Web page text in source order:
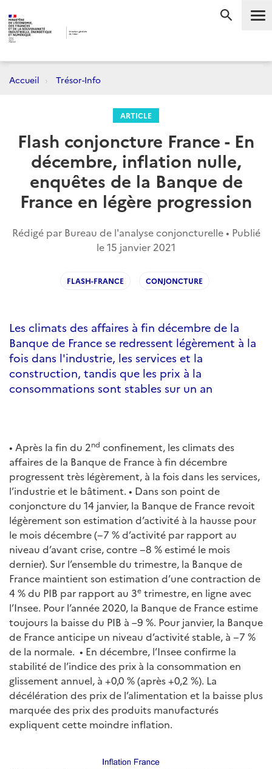
Accueil Trésor-Info
ARTICLE
Flash conjoncture France - En
décembre, inflation nulle,
enquêtes de la Banque de
France en légère progression
Rédigé par Bureau de l'analyse conjoncturelle • Publié
le15 janvier 2021
FLASH-FRANCE CONJONCTURE
Les climats des affaires à fin décembre de la
Banque de France se redressent légèrement à la
fois dans l'industrie, les services et la
construction, tandis que les prix à la
consommations sont stables sur un an
• Après la fin du 2nd confinement, les climats des
affaires de la Banque de France à fin décembre
progressent très légèrement, à la fois dans les services,
l’industrie et le bâtiment. • Dans son point de
conjoncture du 14 janvier, la Banque de France revoit
légèrement son estimation d’activité à la hausse pour
le mois décembre (−7 % d’activité par rapport au
niveau d’avant crise, contre −8 % estimé le mois
dernier). Sur l’ensemble du trimestre, la Banque de
France maintient son estimation d’une contraction de
4 % du PIB par rapport au 3e trimestre, en ligne avec
l’Insee. Pour l’année 2020, la Banque de France estime
toujours la baisse du PIB à –9 %. Pour janvier, la Banque
de France anticipe un niveau d’activité stable, à −7 %
de la normale. • En décembre, l’Insee confirme la
stabilité de l’indice des prix à la consommation en
glissement annuel, à +0,0 % (après +0,2 %). La
décélération des prix de l’alimentation et la baisse plus
marquée des prix des produits manufacturés
expliquent cette moindre inflation.